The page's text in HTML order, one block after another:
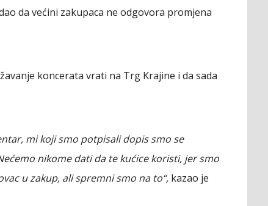
da većini zakupaca ne odgovora promjena
koncerata vrati na Trg Krajine i da sada
mi koji smo potpisali dopis smo se
nikome dati da te kućice koristi, jer smo
u zakup, ali spremni smo na to“, kazao je